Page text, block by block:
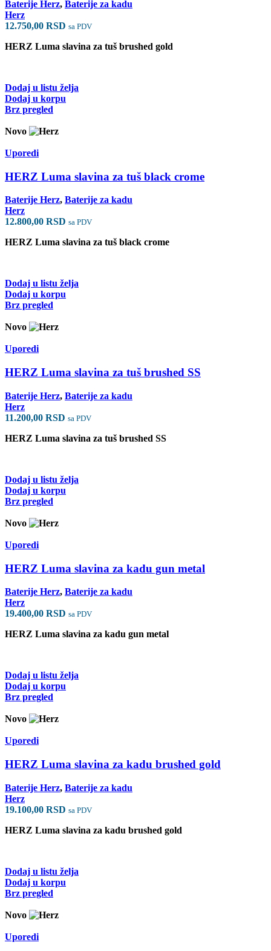
Baterije Herz, Baterije za kadu
Herz
12.750,00 RSD sa PDV
HERZ Luma slavina za tuš brushed gold
Dodaj u listu želja
Dodaj u korpu
Brz pregled
Novo
Uporedi
HERZ Luma slavina za tuš black crome
Baterije Herz, Baterije za kadu
Herz
12.800,00 RSD sa PDV
HERZ Luma slavina za tuš black crome
Dodaj u listu želja
Dodaj u korpu
Brz pregled
Novo
Uporedi
HERZ Luma slavina za tuš brushed SS
Baterije Herz, Baterije za kadu
Herz
11.200,00 RSD sa PDV
HERZ Luma slavina za tuš brushed SS
Dodaj u listu želja
Dodaj u korpu
Brz pregled
Novo
Uporedi
HERZ Luma slavina za kadu gun metal
Baterije Herz, Baterije za kadu
Herz
19.400,00 RSD sa PDV
HERZ Luma slavina za kadu gun metal
Dodaj u listu želja
Dodaj u korpu
Brz pregled
Novo
Uporedi
HERZ Luma slavina za kadu brushed gold
Baterije Herz, Baterije za kadu
Herz
19.100,00 RSD sa PDV
HERZ Luma slavina za kadu brushed gold
Dodaj u listu želja
Dodaj u korpu
Brz pregled
Novo
Uporedi